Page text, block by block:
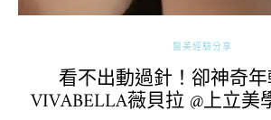
醫美經驗分享
看不出動過針！卻神奇
VIVABELLA薇貝拉 @上立